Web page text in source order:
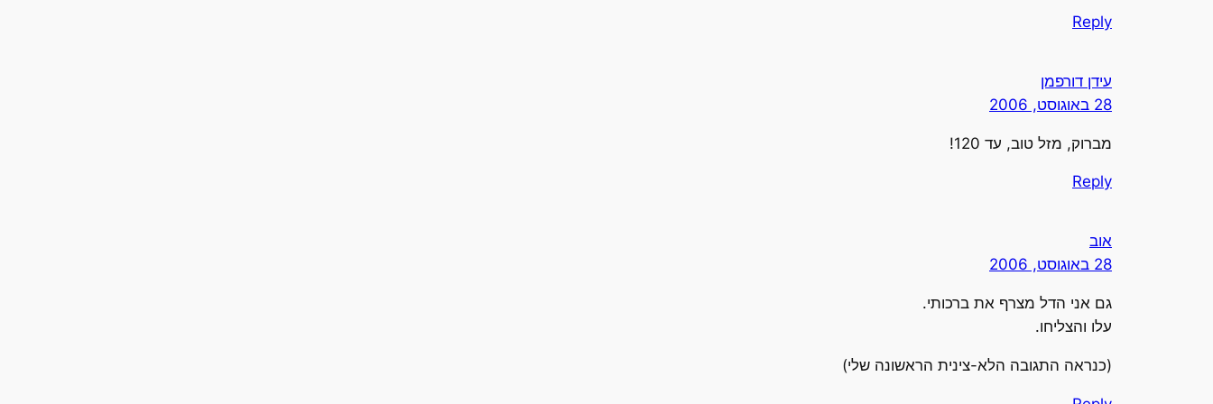
Reply
עידן דורפמן
28 באוגוסט, 2006
מברוק, מזל טוב, עד 120!
Reply
אוב
28 באוגוסט, 2006
גם אני הדל מצרף את ברכותי.
עלו והצליחו.
(כנראה התגובה הלא-צינית הראשונה שלי)